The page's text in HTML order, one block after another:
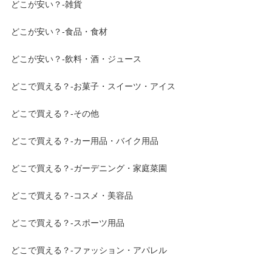
どこが安い？-雑貨
どこが安い？-食品・食材
どこが安い？-飲料・酒・ジュース
どこで買える？-お菓子・スイーツ・アイス
どこで買える？-その他
どこで買える？-カー用品・バイク用品
どこで買える？-ガーデニング・家庭菜園
どこで買える？-コスメ・美容品
どこで買える？-スポーツ用品
どこで買える？-ファッション・アパレル